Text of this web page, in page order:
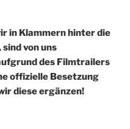
in Klammern hinter die
von uns
des Filmtrailers
offizielle Besetzung
diese ergänzen!